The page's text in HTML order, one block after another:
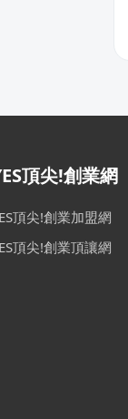
頂尖!創業網
頂尖!創業加盟網
頂尖!創業頂讓網